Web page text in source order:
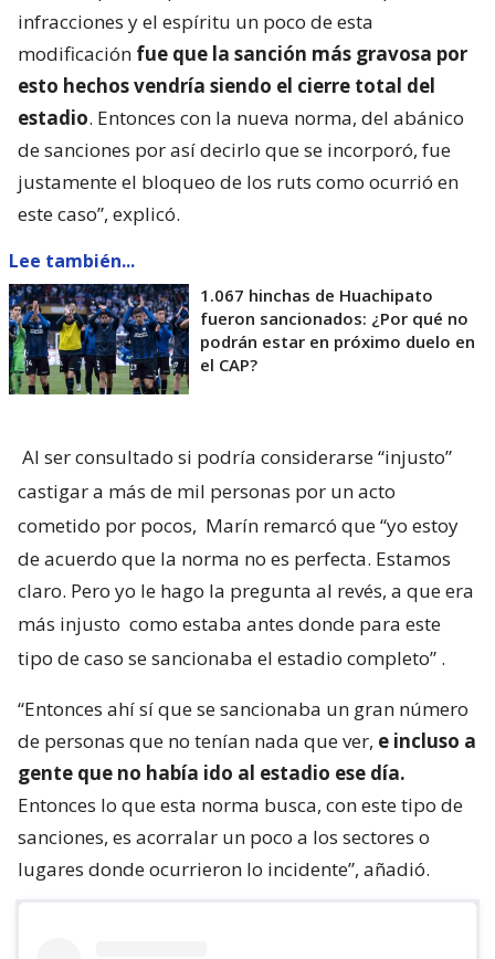
infracciones y el espíritu un poco de esta
modificación fue que la sanción más gravosa por
esto hechos vendría siendo el cierre total del
estadio. Entonces con la nueva norma, del abánico
de sanciones por así decirlo que se incorporó, fue
justamente el bloqueo de los ruts como ocurrió en
este caso”, explicó.
Lee también...
1.067 hinchas de Huachipato
fueron sancionados: ¿Por qué no
podrán estar en próximo duelo en
el CAP?
Al ser consultado si podría considerarse “injusto”
castigar a más de mil personas por un acto
cometido por pocos, Marín remarcó que “yo estoy
de acuerdo que la norma no es perfecta. Estamos
claro. Pero yo le hago la pregunta al revés, a que era
más injusto como estaba antes donde para este
tipo de caso se sancionaba el estadio completo” .
“Entonces ahí sí que se sancionaba un gran número
de personas que no tenían nada que ver, e incluso a
gente que no había ido al estadio ese día.
Entonces lo que esta norma busca, con este tipo de
sanciones, es acorralar un poco a los sectores o
lugares donde ocurrieron lo incidente”, añadió.